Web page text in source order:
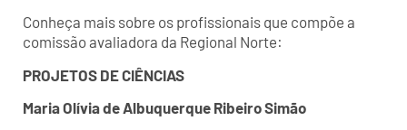
Conheça mais sobre os profissionais que compõe a
comissão avaliadora da Regional Norte:
PROJETOS DE CIÊNCIAS
Maria Olívia de Albuquerque Ribeiro Simão